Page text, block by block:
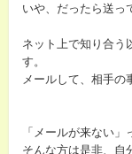
いや、だったら送っ
ネット上で知り合う
す。
メールして、相手の
「メールが来ない
そんな方は是非、自